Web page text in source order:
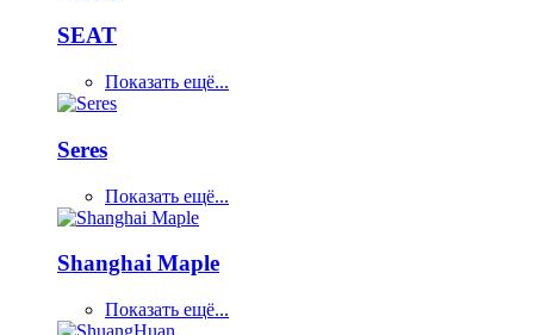
SEAT
Показать ещё...
Seres
Показать ещё...
Shanghai Maple
Показать ещё...